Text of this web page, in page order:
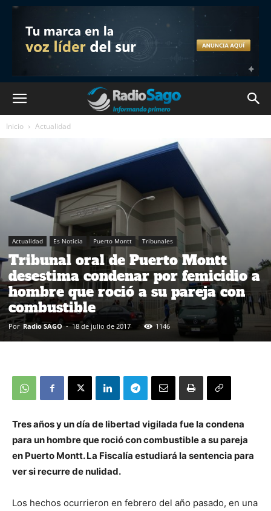
Inicio Actualidad
Actualidad Es Noticia Puerto Montt Tribunales
Tribunal oral de Puerto Montt
desestima condenar por femicidio a
hombre que roció a su pareja con
combustible
Por Radio SAGO - 18 de julio de 2017 1146
Tres años y un día de libertad vigilada fue la condena
para un hombre que roció con combustible a su pareja
en Puerto Montt. La Fiscalía estudiará la sentencia para
ver si recurre de nulidad.
Los hechos ocurrieron en febrero del año pasado, en una